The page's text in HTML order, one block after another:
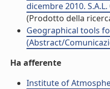
dicembre 2010.
(Prodotto della
Geographical tools
(Abstract/
Ha afferente
Institute of